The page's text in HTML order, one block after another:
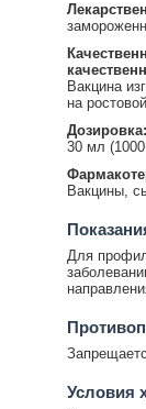
Вакцина
на
Дозировка:
30 мл
Вакцины,
Для
Условия